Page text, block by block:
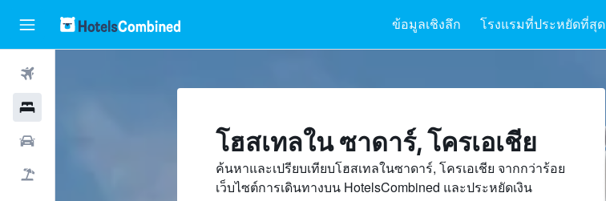
ข้อมูลเชิงลึก โรงแรมที่ประหยัดที่สุด
โฮสเทลใน ซาดาร์, โครเอเชีย
ค้นหาและเปรียบเทียบโฮสเทลในซาดาร์, โครเอเชีย จากกว่าร้อย
เว็บไซต์การเดินทางบน HotelsCombined และประหยัดเงิน